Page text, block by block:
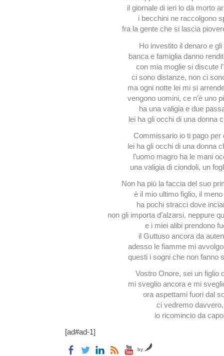
il giornale di ieri lo dà morto
i becchini ne raccolgono
fra la gente che si lascia
Ho investito il denaro e gli
banca e famiglia danno
con mia moglie si discute
ci sono distanze, non ci
ma ogni notte lei mi si
vengono uomini, ce n’è uno
ha una valigia e due
lei ha gli occhi di una donna
Commissario io ti pago per
lei ha gli occhi di una donna
l’uomo magro ha le mani
una valigia di ciondoli, un
Non ha più la faccia del suo
è il mio ultimo figlio, il
ha pochi stracci dove
non gli importa d’alzarsi, neppure
e i miei alibi prendono
il Guttuso ancora da
adesso le fiamme mi
questi i sogni che non fanno
Vostro Onore, sei un figlio
mi sveglio ancora e mi
ora aspettami fuori dal
ci vedremo davvero,
io ricomincio da
[ad#ad-1]
by